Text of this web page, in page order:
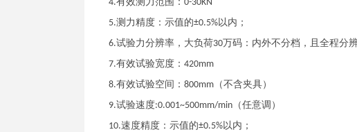
4.
0-30KN
5.测力精度：示值的±0.5%以内；
6.试验力分辨率，大负荷30万码：内外不分档，且全程分辨
7.有效试验宽度： 420mm
8.有效试验空间： 800mm （不含夹具）
9.试验速度:0.001~500mm/min （任意调）
10.速度精度：示值的±0.5%以内；